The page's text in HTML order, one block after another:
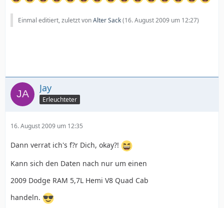
Einmal editiert, zuletzt vonAlter Sack(16. August 2009 um 12:27)
Jay
Erleuchteter
16. August 2009 um 12:35
Dann verrat ich's f?r Dich, okay?!
Kann sich den Daten nach nur um einen
2009 Dodge RAM 5,7L Hemi V8 Quad Cab
handeln.